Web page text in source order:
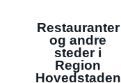
Restauranter
og andre
steder i
Region
Hovedstaden